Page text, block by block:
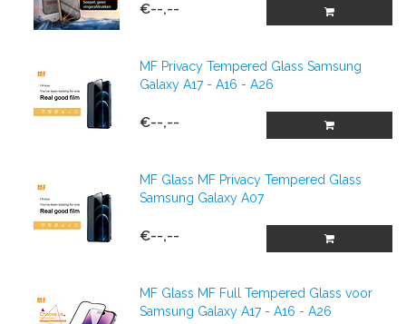
€--,--
MF Privacy Tempered Glass Samsung
Galaxy A17 - A16 - A26
€--,--
MF Glass MF Privacy Tempered Glass
Samsung Galaxy A07
€--,--
MF Glass MF Full Tempered Glass voor
Samsung Galaxy A17 - A16 - A26